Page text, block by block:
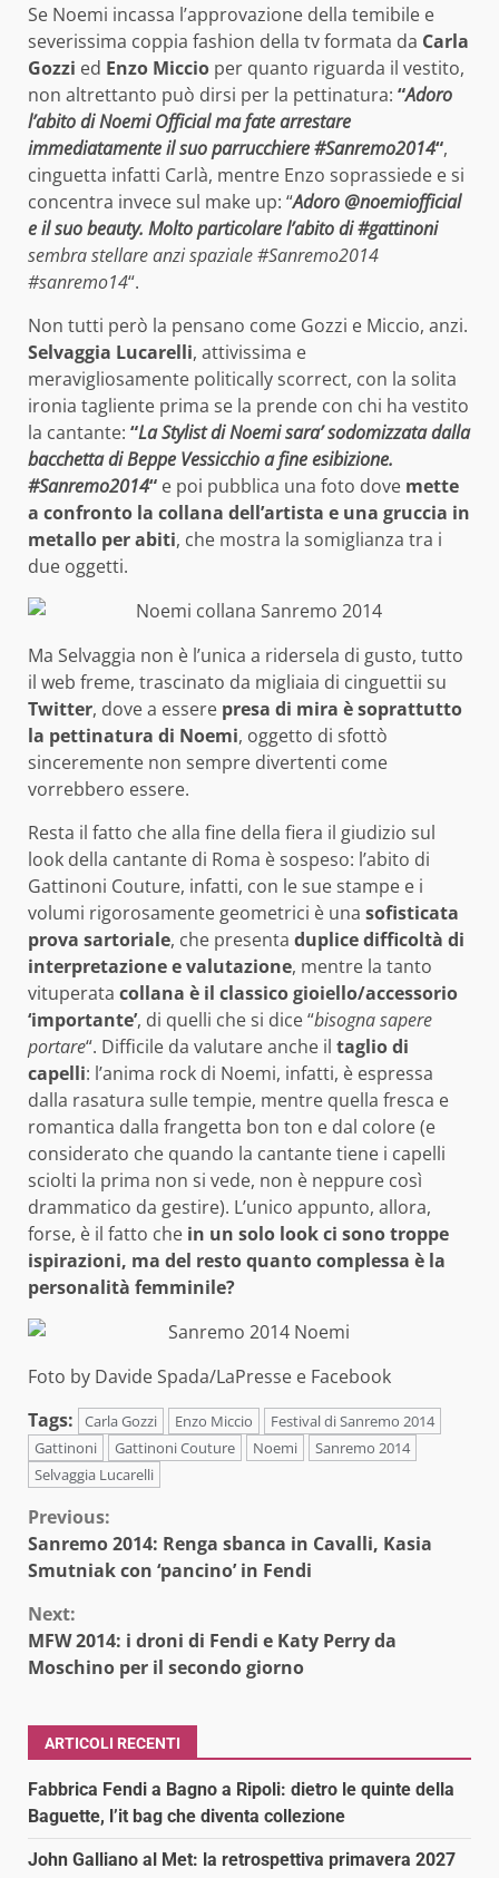
Se Noemi incassa l’approvazione della temibile e
severissima coppia fashion della tv formata da Carla
Gozzi ed Enzo Miccio per quanto riguarda il vestito,
non altrettanto può dirsi per la pettinatura: “Adoro
l’abito di Noemi Official ma fate arrestare
immediatamente il suo parrucchiere #Sanremo2014“,
cinguetta infatti Carlà, mentre Enzo soprassiede e si
concentra invece sul make up: “Adoro @noemiofficial
e il suo beauty. Molto particolare l’abito di #gattinoni
sembra stellare anzi spaziale #Sanremo2014
#sanremo14“.
Non tutti però la pensano come Gozzi e Miccio, anzi.
Selvaggia Lucarelli, attivissima e
meravigliosamente politically scorrect, con la solita
ironia tagliente prima se la prende con chi ha vestito
la cantante: “La Stylist di Noemi sara’ sodomizzata dalla
bacchetta di Beppe Vessicchio a fine esibizione.
#Sanremo2014“ e poi pubblica una foto dove mette
a confronto la collana dell’artista e una gruccia in
metallo per abiti, che mostra la somiglianza tra i
due oggetti.
Ma Selvaggia non è l’unica a ridersela di gusto, tutto
il web freme, trascinato da migliaia di cinguettii su
Twitter, dove a essere presa di mira è soprattutto
la pettinatura di Noemi, oggetto di sfottò
sinceremente non sempre divertenti come
vorrebbero essere.
Resta il fatto che alla fine della fiera il giudizio sul
look della cantante di Roma è sospeso: l’abito di
Gattinoni Couture, infatti, con le sue stampe e i
volumi rigorosamente geometrici è una sofisticata
prova sartoriale, che presenta duplice difficoltà di
interpretazione e valutazione, mentre la tanto
vituperata collana è il classico gioiello/accessorio
‘importante’, di quelli che si dice “bisogna sapere
portare“. Difficile da valutare anche il taglio di
capelli: l’anima rock di Noemi, infatti, è espressa
dalla rasatura sulle tempie, mentre quella fresca e
romantica dalla frangetta bon ton e dal colore (e
considerato che quando la cantante tiene i capelli
sciolti la prima non si vede, non è neppure così
drammatico da gestire). L’unico appunto, allora,
forse, è il fatto che in un solo look ci sono troppe
ispirazioni, ma del resto quanto complessa è la
personalità femminile?
Foto by Davide Spada/LaPresse e Facebook
Tags:
Carla Gozzi Enzo Miccio
Festival di Sanremo 2014
Gattinoni
Gattinoni Couture Noemi
Sanremo 2014
Selvaggia Lucarelli
Continue
Reading
Previous:
Sanremo 2014: Renga sbanca in Cavalli, Kasia
Smutniak con ‘pancino’ in Fendi
Next:
MFW 2014: i droni di Fendi e Katy Perry da
Moschino per il secondo giorno
ARTICOLI RECENTI
Fabbrica Fendi a Bagno a Ripoli: dietro le quinte della
Baguette, l’it bag che diventa collezione
John Galliano al Met: la retrospettiva primavera 2027